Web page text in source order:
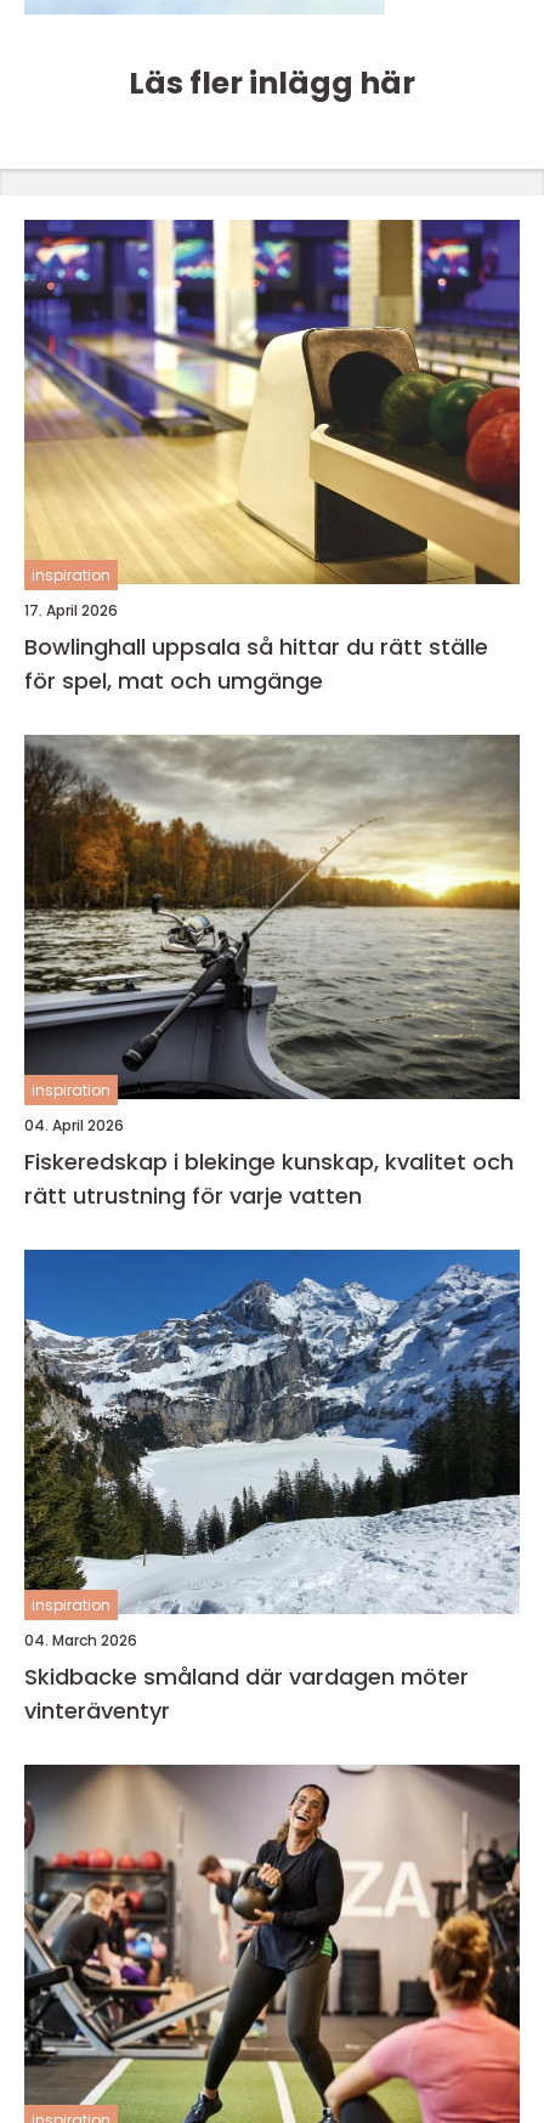
Läs fler inlägg här
inspiration
17. April 2026
Bowlinghall uppsala så hittar du rätt ställe
för spel, mat och umgänge
inspiration
04. April 2026
Fiskeredskap i blekinge kunskap, kvalitet och
rätt utrustning för varje vatten
inspiration
04. March 2026
Skidbacke småland där vardagen möter
vinteräventyr